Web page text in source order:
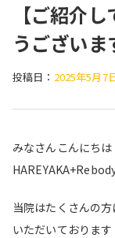
【ご紹介
うございま
投稿日： 2025年5月7
みなさんこんにちは
当院はたくさんの
いただいております